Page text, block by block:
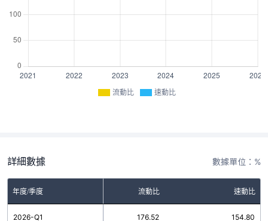
流動比 速動比
詳細數據 數據單位：%
年度/季度 流動比 速動比
2026-Q1 176.52 154.80